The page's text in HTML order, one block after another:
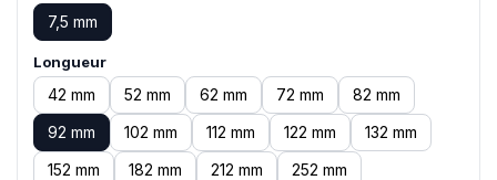
7,5 mm
Longueur
42 mm 52 mm 62 mm 72 mm
82 mm
92 mm
102 mm 112 mm 122 mm
132 mm
152 mm
182 mm 212 mm 252 mm